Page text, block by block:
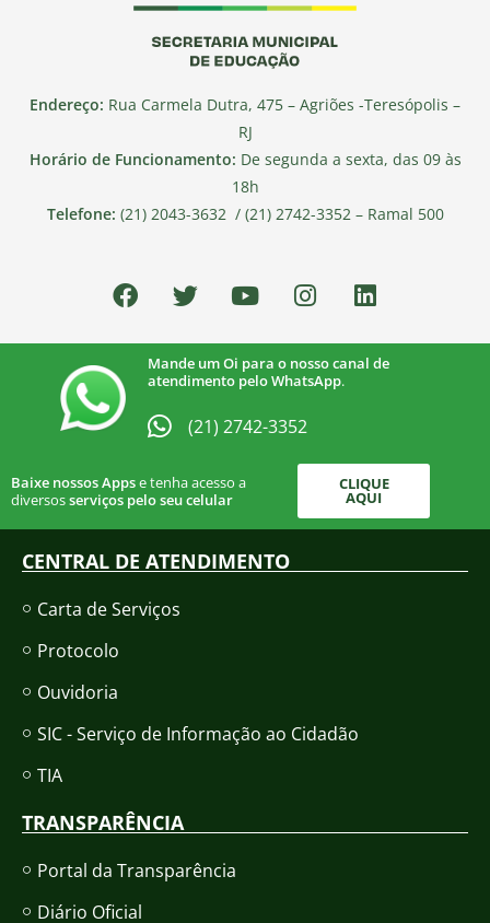
Endereço: Rua Carmela Dutra, 475 – Agriões -Teresópolis –
RJ
Horário de Funcionamento: De segunda a sexta, das 09 às
18h
Telefone: (21) 2043-3632 / (21) 2742-3352 – Ramal 500
Mande um Oi para o nosso canal de
atendimento pelo WhatsApp.
(21) 2742-3352​
Baixe nossos Appse tenha acesso a
diversosserviços pelo seu celular
CLIQUE
AQUI
CENTRAL DE ATENDIMENTO
Carta de Serviços
Protocolo
Ouvidoria
SIC - Serviço de Informação ao Cidadão
TIA
TRANSPARÊNCIA
Portal da Transparência
Diário Oficial